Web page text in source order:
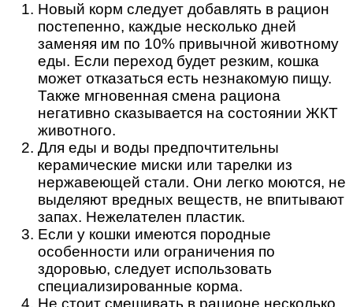
Новый корм следует добавлять в рацион
постепенно, каждые несколько дней
заменяя им по 10% привычной животному
еды. Если переход будет резким, кошка
может отказаться есть незнакомую пищу.
Также мгновенная смена рациона
негативно сказывается на состоянии ЖКТ
животного.
Для еды и воды предпочтительны
керамические миски или тарелки из
нержавеющей стали. Они легко моются, не
выделяют вредных веществ, не впитывают
запах. Нежелателен пластик.
Если у кошки имеются породные
особенности или ограничения по
здоровью, следует использовать
специализированные корма.
Не стоит смешивать в рационе несколько